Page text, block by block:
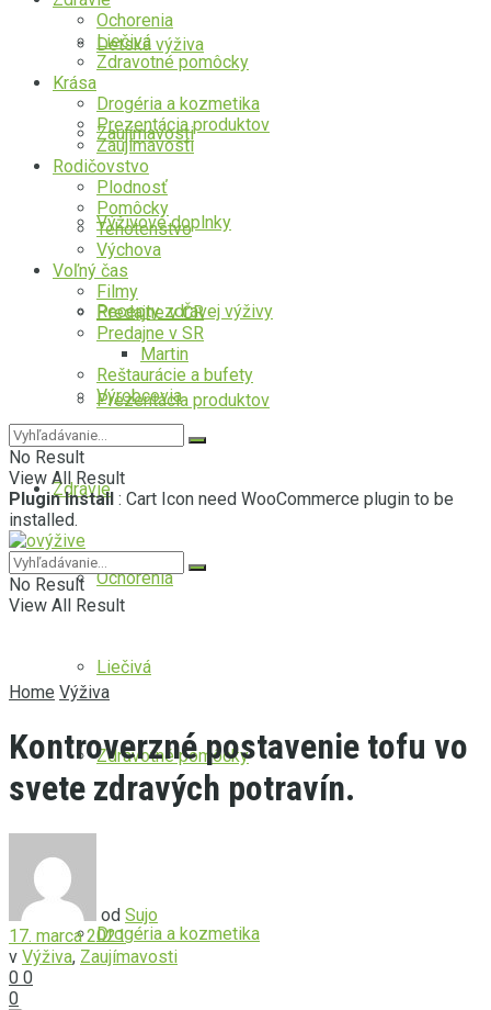
Detská výživa
Zaujímavosti
Výživové doplnky
Recepty zdravej výživy
Prezentácia produktov
Zdravie
Ochorenia
Liečivá
Zdravotné pomôcky
Drogéria a kozmetika
Ochorenia
Liečivá
Zdravotné pomôcky
Krása
Drogéria a kozmetika
Prezentácia produktov
Zaujímavosti
Rodičovstvo
Plodnosť
Pomôcky
Tehotenstvo
Výchova
Voľný čas
Filmy
Predajne v ČR
Predajne v SR
Martin
Reštaurácie a bufety
Výrobcovia
No Result
View All Result
Plugin Install : Cart Icon need WooCommerce plugin to be
installed.
No Result
View All Result
Home Výživa
Kontroverzné postavenie tofu vo
svete zdravých potravín.
od Sujo
17. marca 2021
v Výživa, Zaujímavosti
0 0
0